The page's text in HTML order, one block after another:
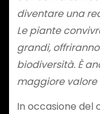
diventare una
Le piante
grandi,
biodiversità. È
maggiore
In occasione del